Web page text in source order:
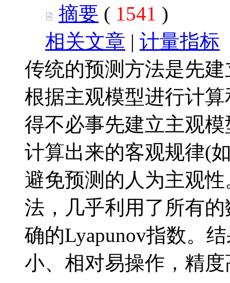
摘要 ( 1541 )
相关文章 | 计量指标
传统的预测方法是先
根据主观模型进行计
得不必事先建立主观
计算出来的客观规律(
避免预测的人为主观
法，几乎利用了所有
确的Lyapunov指数。
小、相对易操作，精